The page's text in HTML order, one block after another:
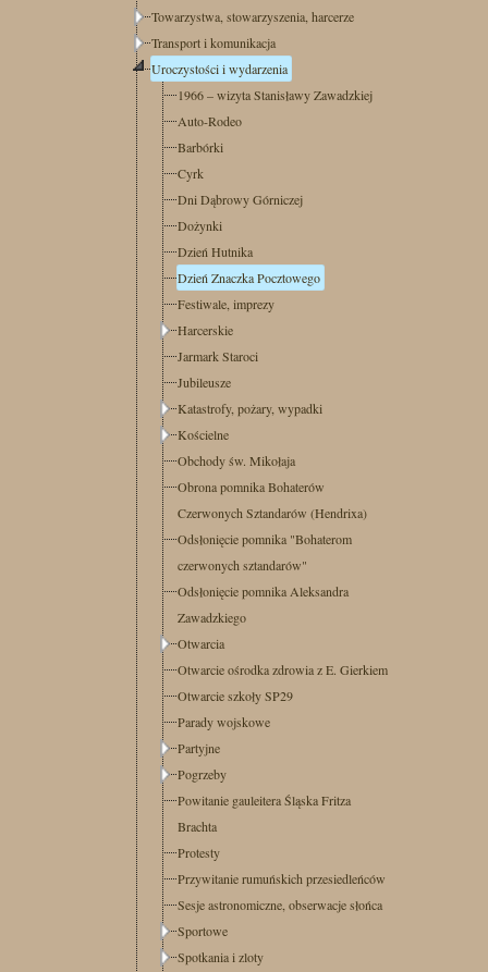
Towarzystwa, stowarzyszenia, harcerze
Transport i komunikacja
Uroczystości i wydarzenia
1966 – wizyta Stanisławy Zawadzkiej
Auto-Rodeo
Barbórki
Cyrk
Dni Dąbrowy Górniczej
Dożynki
Dzień Hutnika
Dzień Znaczka Pocztowego
Festiwale, imprezy
Harcerskie
Jarmark Staroci
Jubileusze
Katastrofy, pożary, wypadki
Kościelne
Obchody św. Mikołaja
Obrona pomnika Bohaterów
Czerwonych Sztandarów (Hendrixa)
Odsłonięcie pomnika "Bohaterom
czerwonych sztandarów"
Odsłonięcie pomnika Aleksandra
Zawadzkiego
Otwarcia
Otwarcie ośrodka zdrowia z E. Gierkiem
Otwarcie szkoły SP29
Parady wojskowe
Partyjne
Pogrzeby
Powitanie gauleitera Śląska Fritza
Brachta
Protesty
Przywitanie rumuńskich przesiedleńców
Sesje astronomiczne, obserwacje słońca
Sportowe
Spotkania i zloty